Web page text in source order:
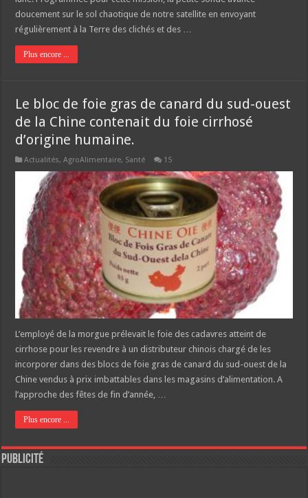
doucement sur le sol chaotique de notre satellite en envoyant
régulièrement à la Terre des clichés et des …
Plus encore ...
Le bloc de foie gras de canard du sud-ouest
de la Chine contenait du foie cirrhosé
d’origine humaine.
Actualités,AgroAlimentaire, Santé 15
L’employé de la morgue prélevait le foie des cadavres atteint de
cirrhose pour les revendre à un distributeur chinois chargé de les
incorporer dans des blocs de foie gras de canard du sud-ouest de la
Chine vendus à prix imbattables dans les magasins d’alimentation. A
l’approche des fêtes de fin d’année, …
Plus encore ...
Publicité